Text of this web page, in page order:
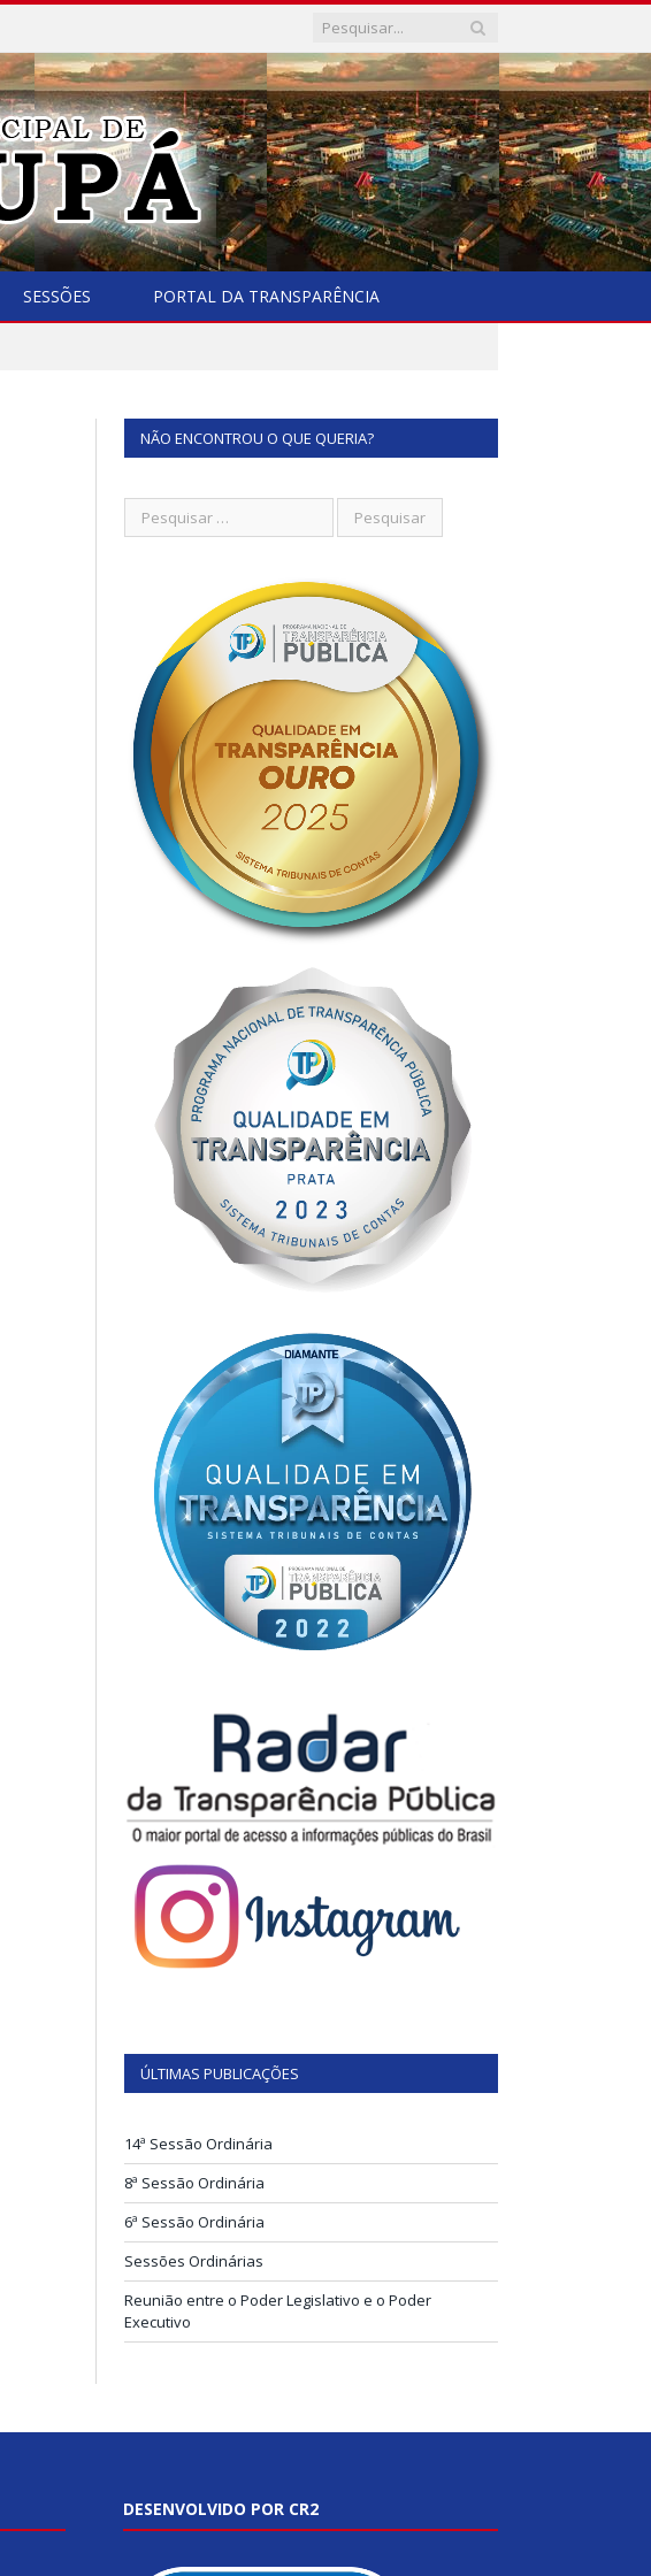
SESSÕES PORTAL DA TRANSPARÊNCIA
NÃO ENCONTROU O QUE QUERIA?
ÚLTIMAS PUBLICAÇÕES
14ª Sessão Ordinária
8ª Sessão Ordinária
6ª Sessão Ordinária
Sessões Ordinárias
Reunião entre o Poder Legislativo e o Poder
Executivo
DESENVOLVIDO POR CR2